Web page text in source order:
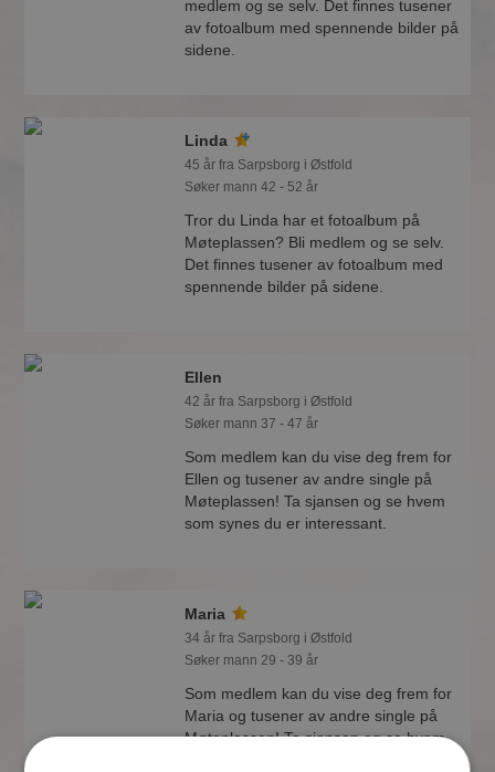
medlem og se selv. Det finnes tusener
av fotoalbum med spennende bilder på
sidene.
Linda
45 år fra Sarpsborg i Østfold
Søker mann 42 - 52 år
Tror du Linda har et fotoalbum på
Møteplassen? Bli medlem og se selv.
Det finnes tusener av fotoalbum med
spennende bilder på sidene.
Ellen
42 år fra Sarpsborg i Østfold
Søker mann 37 - 47 år
Som medlem kan du vise deg frem for
Ellen og tusener av andre single på
Møteplassen! Ta sjansen og se hvem
som synes du er interessant.
Maria
34 år fra Sarpsborg i Østfold
Søker mann 29 - 39 år
Som medlem kan du vise deg frem for
Maria og tusener av andre single på
Møteplassen! Ta sjansen og se hvem